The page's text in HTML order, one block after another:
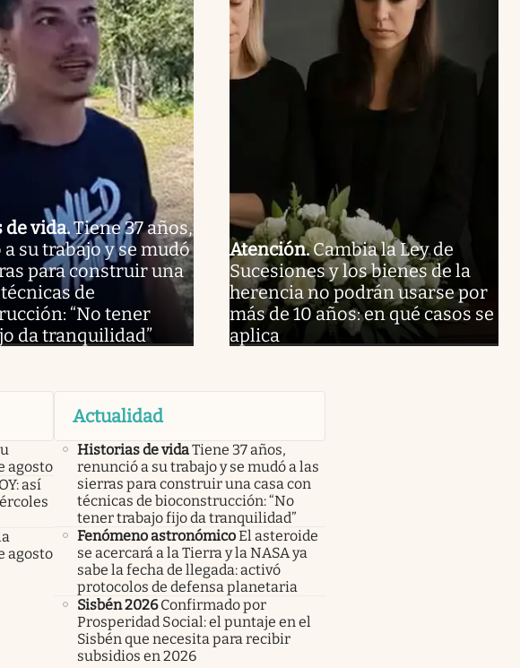
vida.Tiene 37 años,
su trabajo y se mudó
para construir una
de
“No tener
da tranquilidad”
Atención.Cambia la Ley de
Sucesiones y los bienes de la
herencia no podrán usarse por
más de 10 años: en qué casos se
aplica
agosto
así
agosto
Actualidad
Historias de vidaTiene 37 años,
renunció a su trabajo y se mudó a las
sierras para construir una casa con
técnicas de bioconstrucción: “No
tener trabajo fijo da tranquilidad”
Fenómeno astronómicoEl asteroide
se acercará a la Tierra y la NASA ya
sabe la fecha de llegada: activó
protocolos de defensa planetaria
Sisbén 2026 Confirmado por
Prosperidad Social: el puntaje en el
Sisbén que necesita para recibir
subsidios en 2026